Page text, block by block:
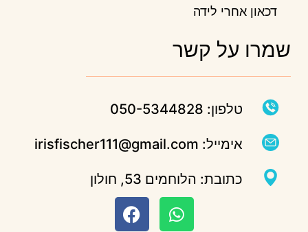
דכאון אחרי לידה
שמרו על קשר
טלפון: 050-5344828
אימייל: irisfischer111@gmail.com
כתובת: הלוחמים 53, חולון